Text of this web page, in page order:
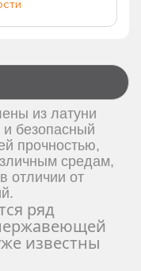
из латуни
безопасный
прочностью,
средам,
отличии от
ряд
известны